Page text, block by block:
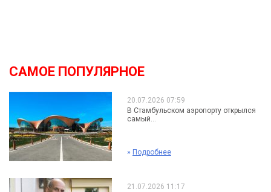
САМОЕ ПОПУЛЯРНОЕ
20.07.2026 07:59
В Стамбульском аэропорту открылся
самый...
» Подробнее
21.07.2026 11:17